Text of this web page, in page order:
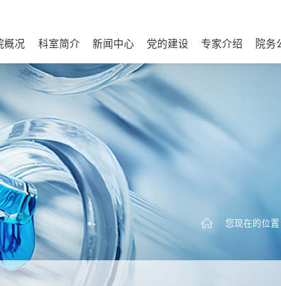
概况
介绍
足迹
视频
荣誉
建设
环境
医患
我们
科室简介
内科
外科
诊疗相关科室
新闻中心
医院动态
视频新闻
党的建设
理论学习
基层党建
统战群团
纪检动态
专家介绍 院务
您现在的位